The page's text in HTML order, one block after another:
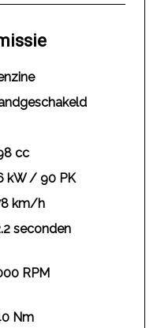
cc
kW / 90 PK
km/h
seconden
RPM
Nm